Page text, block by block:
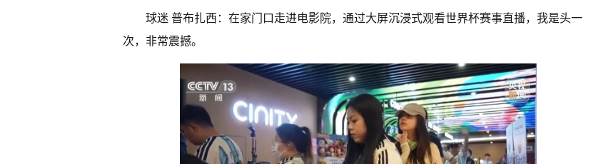
球迷 普布扎西：在家门口走进电影院，通过大屏沉浸式观看世界杯赛事直播，我是头一
次，非常震撼。